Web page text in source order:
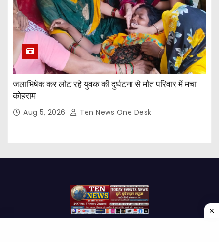
जलाभिषेक कर लौट रहे युवक की दुर्घटना से मौत परिवार में मचा
कोहराम
Aug 5, 2026 Ten News One Desk